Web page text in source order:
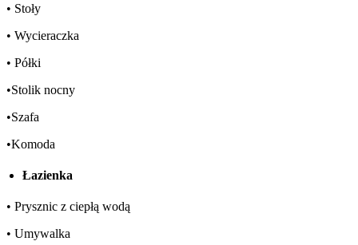
• Stoły
• Wycieraczka
• Półki
•Stolik nocny
•Szafa
•Komoda
Łazienka
• Prysznic z ciepłą wodą
• Umywalka